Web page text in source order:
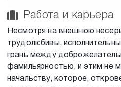
Работа и карьера
Несмотря на внешнюю
трудолюбивы,
грань между
фамильярностью, и этим не
начальству, которое,